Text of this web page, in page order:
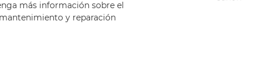
más información sobre el
y reparación